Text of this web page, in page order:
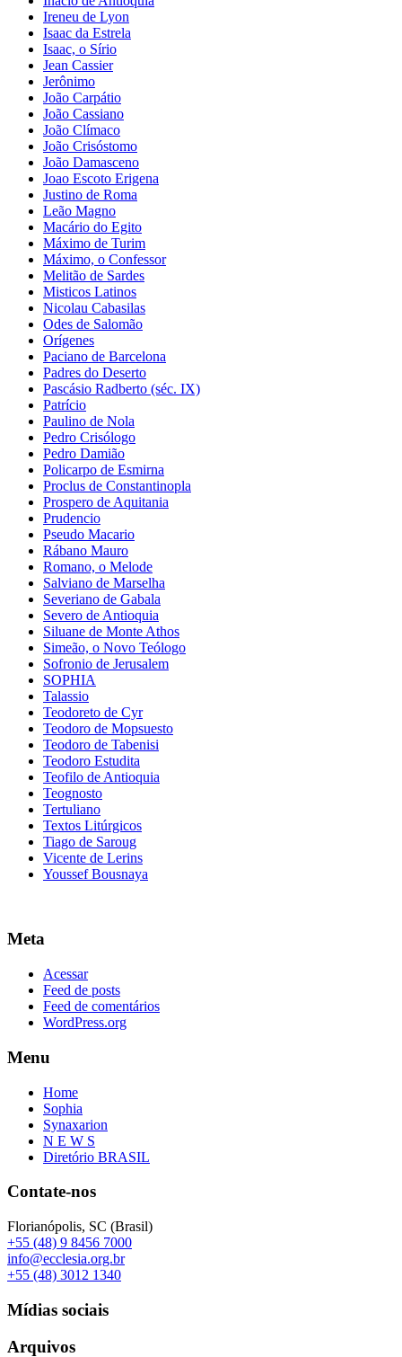
Ireneu de Lyon
Isaac da Estrela
Isaac, o Sírio
Jean Cassier
Jerônimo
João Carpátio
João Cassiano
João Clímaco
João Crisóstomo
João Damasceno
Joao Escoto Erigena
Justino de Roma
Leão Magno
Macário do Egito
Máximo de Turim
Máximo, o Confessor
Melitão de Sardes
Misticos Latinos
Nicolau Cabasilas
Odes de Salomão
Orígenes
Paciano de Barcelona
Padres do Deserto
Pascásio Radberto (séc. IX)
Patrício
Paulino de Nola
Pedro Crisólogo
Pedro Damião
Policarpo de Esmirna
Proclus de Constantinopla
Prospero de Aquitania
Prudencio
Pseudo Macario
Rábano Mauro
Romano, o Melode
Salviano de Marselha
Severiano de Gabala
Severo de Antioquia
Siluane de Monte Athos
Simeão, o Novo Teólogo
Sofronio de Jerusalem
SOPHIA
Talassio
Teodoreto de Cyr
Teodoro de Mopsuesto
Teodoro de Tabenisi
Teodoro Estudita
Teofilo de Antioquia
Teognosto
Tertuliano
Textos Litúrgicos
Tiago de Saroug
Vicente de Lerins
Youssef Bousnaya
Meta
Acessar
Feed de posts
Feed de comentários
WordPress.org
Menu
Home
Sophia
Synaxarion
N E W S
Diretório BRASIL
Contate-nos
Florianópolis, SC (Brasil)
+55 (48) 9 8456 7000
info@ecclesia.org.br
+55 (48) 3012 1340
Mídias sociais
Arquivos